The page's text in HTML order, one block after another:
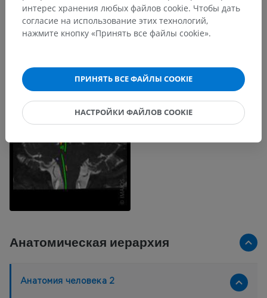
Анатомическая иерархия
Анатомия человека 2
интерес хранения любых файлов cookie. Чтобы дать
согласие на использование этих технологий,
нажмите кнопку «Принять все файлы cookie».
ПРИНЯТЬ ВСЕ ФАЙЛЫ COOKIE
НАСТРОЙКИ ФАЙЛОВ COOKIE